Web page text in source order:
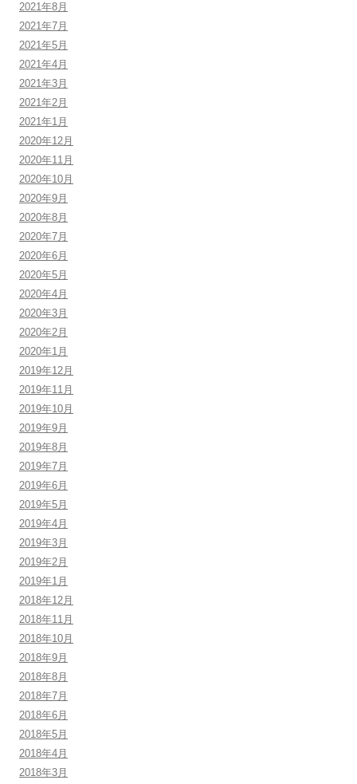
2021年8月
2021年7月
2021年5月
2021年4月
2021年3月
2021年2月
2021年1月
2020年12月
2020年11月
2020年10月
2020年9月
2020年8月
2020年7月
2020年6月
2020年5月
2020年4月
2020年3月
2020年2月
2020年1月
2019年12月
2019年11月
2019年10月
2019年9月
2019年8月
2019年7月
2019年6月
2019年5月
2019年4月
2019年3月
2019年2月
2019年1月
2018年12月
2018年11月
2018年10月
2018年9月
2018年8月
2018年7月
2018年6月
2018年5月
2018年4月
2018年3月